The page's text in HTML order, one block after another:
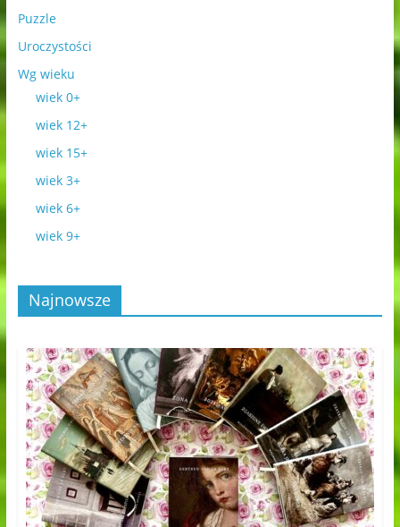
Puzzle
Uroczystości
Wg wieku
wiek 0+
wiek 12+
wiek 15+
wiek 3+
wiek 6+
wiek 9+
Najnowsze